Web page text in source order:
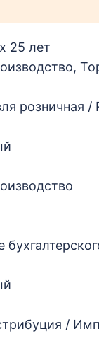
25 лет
розничная /
/